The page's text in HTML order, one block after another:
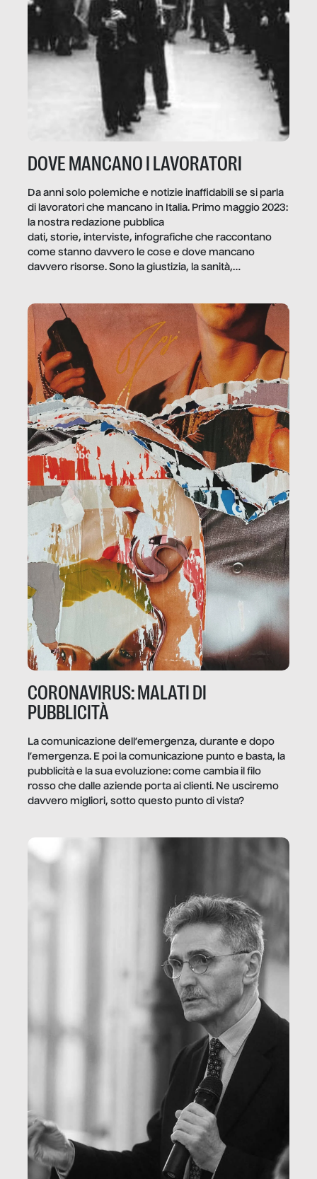
DOVE MANCANO I LAVORATORI
Da anni solo polemiche e notizie inaffidabili se si parla
di lavoratori che mancano in Italia. Primo maggio 2023:
la nostra redazione pubblica
dati, storie, interviste, infografiche che raccontano
come stanno davvero le cose e dove mancano
davvero risorse. Sono la giustizia, la sanità,
CORONAVIRUS: MALATI DI
PUBBLICITÀ
La comunicazione dell’emergenza, durante e dopo
l’emergenza. E poi la comunicazione punto e basta, la
pubblicità e la sua evoluzione: come cambia il filo
rosso che dalle aziende porta ai clienti. Ne usciremo
davvero migliori, sotto questo punto di vista?